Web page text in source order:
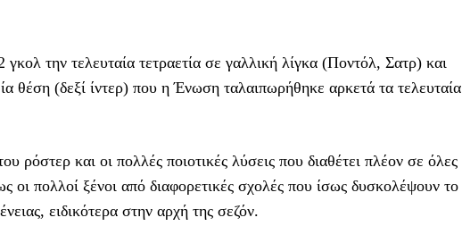
την τελευταία τετραετία σε γαλλική λίγκα (Ποντόλ, Σατρ) και
θέση (δεξί ίντερ) που η Ένωση ταλαιπωρήθηκε αρκετά τα τελευταία
ρόστερ και οι πολλές ποιοτικές λύσεις που διαθέτει πλέον σε όλες
οι πολλοί ξένοι από διαφορετικές σχολές που ίσως δυσκολέψουν το
ειδικότερα στην αρχή της σεζόν.